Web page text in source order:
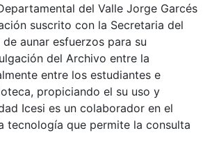
del Valle Jorge Garcés
suscrito con la Secretaria del
aunar esfuerzos para su
del Archivo entre la
entre los estudiantes e
propiciando el su uso y
Icesi es un colaborador en el
tecnología que permite la consulta